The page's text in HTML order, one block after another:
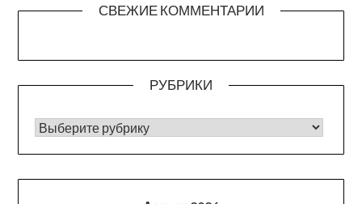
СВЕЖИЕ КОММЕНТАРИИ
РУБРИКИ
РУБРИКИ